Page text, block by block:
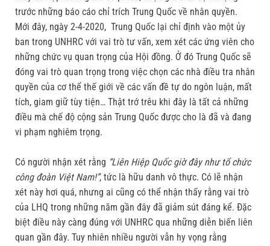
trước những báo cáo chỉ trích Trung Quốc về nhân quyền.
Mới đây, ngày 2-4-2020, Trung Quốc lại chỉ định vào một ủy
ban trong UNHRC với vai trò tư vấn, xem xét các ứng viên cho
những chức vụ quan trọng của Hội đồng. Ở đó Trung Quốc sẽ
đóng vai trò quan trọng trong việc chọn các nhà điều tra nhân
quyền của cơ thể thế giới về các vấn đề tự do ngôn luận, mất
tích, giam giữ tùy tiện… Thật trớ trêu khi đây là tất cả những
điều mà chế độ cộng sản Trung Quốc được cho là đã và đang
vi phạm nghiêm trọng.
Có người nhận xét rằng “Liên Hiệp Quốc giờ đây như tổ chức
công đoàn Việt Nam!”, tức là hữu danh vô thực. Có lẽ nhận
xét này hơi quá, nhưng ai cũng có thể nhận thấy rằng vai trò
của LHQ trong những năm gần đây đã giảm sút đáng kể. Đặc
biệt điều này càng đúng với UNHRC qua những diễn biến liên
quan gần đây. Tuy nhiên nhiều người vẫn hy vọng rằng